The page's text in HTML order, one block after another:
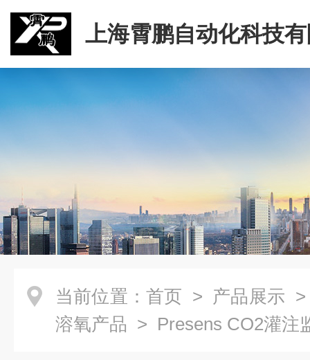
上海霄鹏自动化科技
当前位置： 首页 > 产品展示
溶氧产品 > Presens CO2灌注